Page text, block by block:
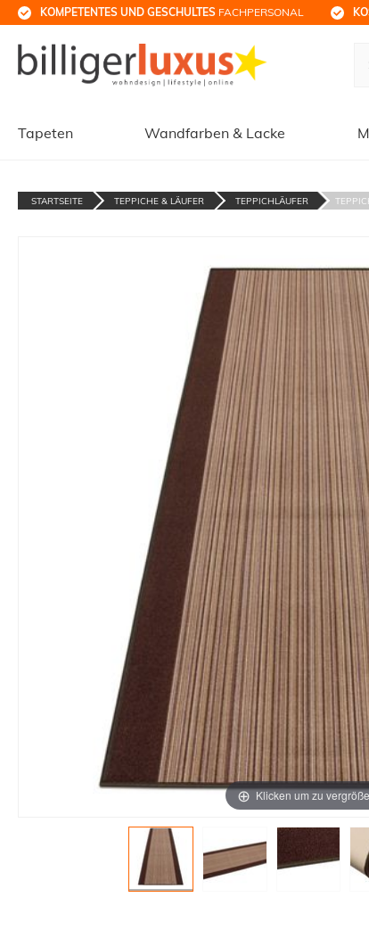
KOMPETENTES UND GESCHULTES FACHPERSONAL
Tapeten Wandfarben & Lacke
STARTSEITE TEPPICHE & LÄUFER TEPPICHLÄUFER
Klicken um zu